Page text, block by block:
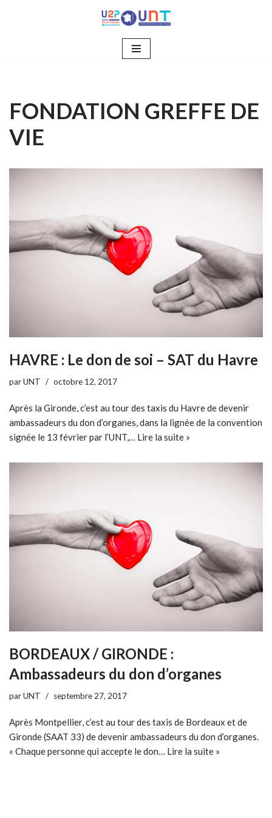
FONDATION GREFFE DE
VIE
HAVRE : Le don de soi – SAT du Havre
parUNT octobre 12, 2017
Après la Gironde, c’est au tour des taxis du Havre de devenir
ambassadeurs du don d’organes, dans la lignée de la convention
signée le 13 février par l’UNT,… Lire la suite »
BORDEAUX / GIRONDE :
Ambassadeurs du don d’organes
parUNT septembre 27, 2017
Après Montpellier, c’est au tour des taxis de Bordeaux et de
Gironde (SAAT 33) de devenir ambassadeurs du don d’organes.
« Chaque personne qui accepte le don… Lire la suite »